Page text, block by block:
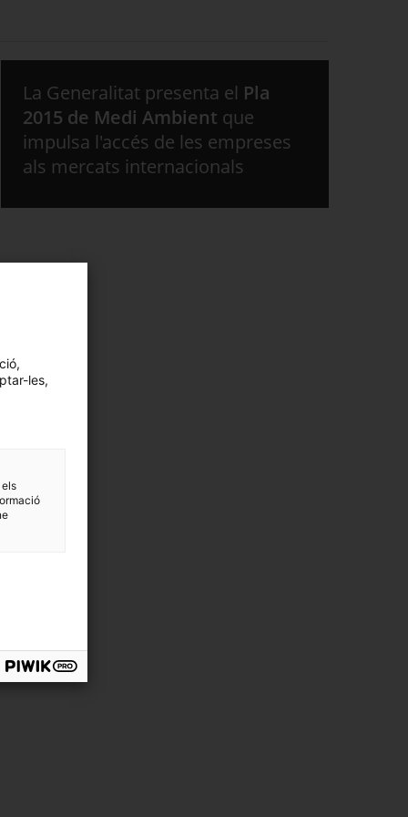
La Generalitat presenta el Pla
2015 de Medi Ambient que
impulsa l'accés de les empreses
als mercats internacionals
les,